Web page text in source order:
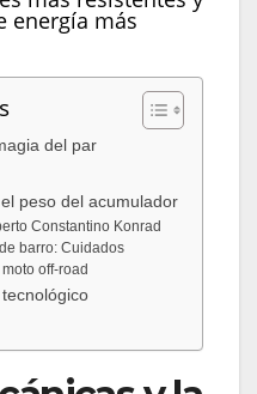
energía más
del par
peso del acumulador
Constantino Konrad
barro: Cuidados
off-road